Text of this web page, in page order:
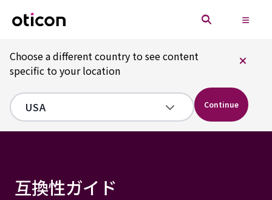
Choose a different country to see content
specific to your location
Continue
互換性ガイド